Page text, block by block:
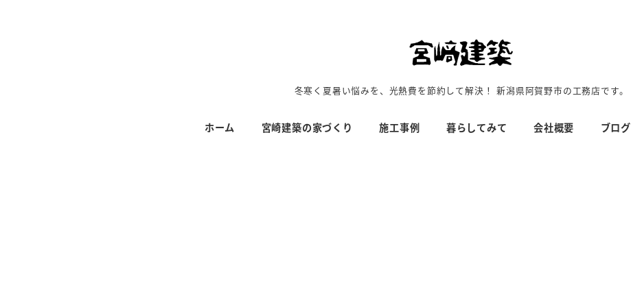
冬寒く夏暑い悩みを、光熱費を節約して解決！ 新潟県阿賀野市の工務店です。
ホーム 宮崎建築の家づくり 施工事例 暮らしてみて 会社概要 ブログ